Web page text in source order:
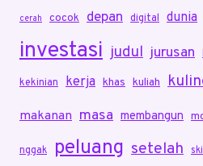
cerah cocok depan digital dunia
investasi judul jurusan
kekinian kerja khas kuliah
makanan masa membangun
nggak peluang setelah